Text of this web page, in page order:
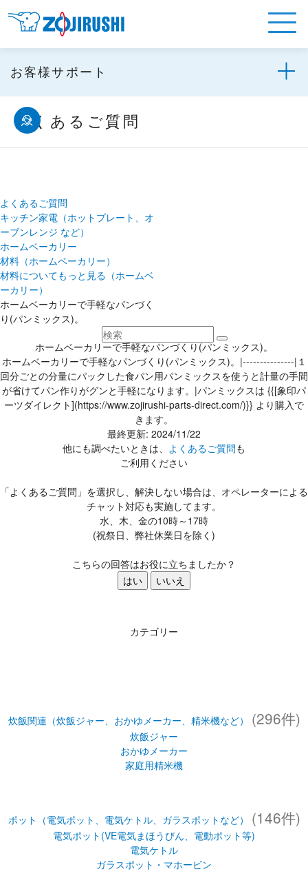
お客様サポート
よくあるご質問
よくあるご質問
キッチン家電（ホットプレート、オ
ーブンレンジ など）
ホームベーカリー
材料（ホームベーカリー）
材料についてもっと見る（ホームベ
ーカリー）
ホームベーカリーで手軽なパンづく
り(パンミックス)。
ホームベーカリーで手軽なパンづくり(パンミックス)。
ホームベーカリーで手軽なパンづくり(パンミックス)。|---------------|１
回分ごとの分量にパックした食パン用パンミックスを使うと計量の手間
が省けてパン作りがグンと手軽になります。|パンミックスは {{[象印パ
ーツダイレクト](https://www.zojirushi-parts-direct.com/)}} より購入で
きます。
最終更新: 2024/11/22
他にも調べたいときは、 よくあるご質問も
ご利用ください
「よくあるご質問」を選択し、解決しない場合は、オペレーターによる
チャット対応も実施してます。
水、木、金の10時～17時
(祝祭日、弊社休業日を除く)
こちらの回答はお役に立ちましたか？
はい
いいえ
カテゴリー
炊飯ジャー
おかゆメーカー
家庭用精米機
ガラスポット・マホービン
水筒 （ステンレスボトルなど） ・ステンレスタンブラー